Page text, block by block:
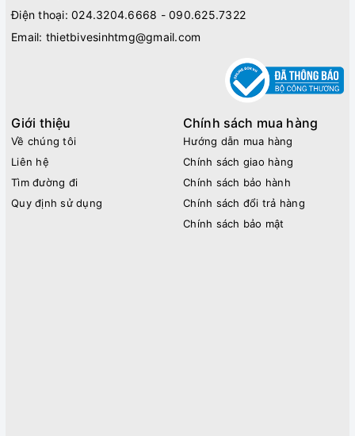
Điện thoại: 024.3204.6668 - 090.625.7322
Email: thietbivesinhtmg@gmail.com
Giới thiệu
Về chúng tôi
Liên hệ
Tìm đường đi
Quy định sử dụng
Chính sách mua hàng
Hướng dẫn mua hàng
Chính sách giao hàng
Chính sách bảo hành
Chính sách đổi trả hàng
Chính sách bảo mật